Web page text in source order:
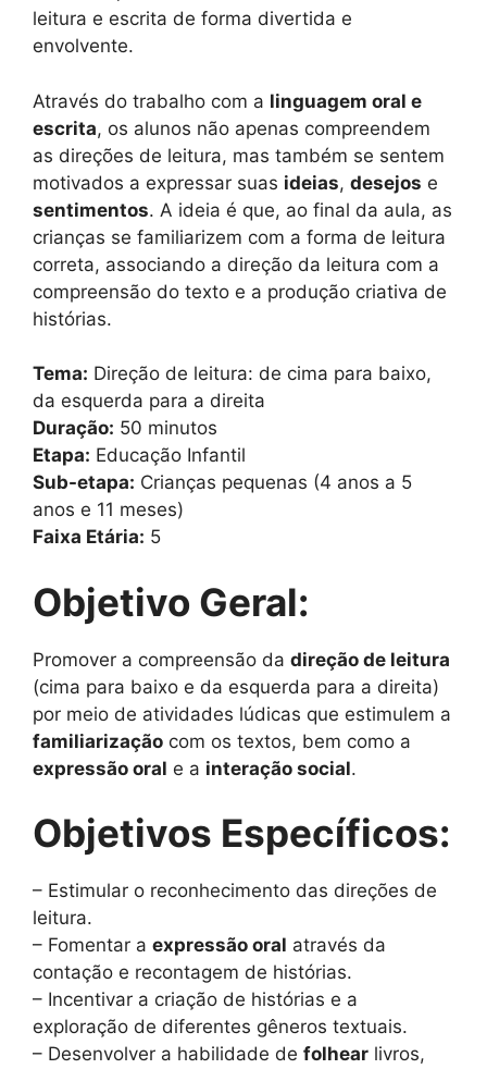
leitura e escrita de forma divertida e
envolvente.
Através do trabalho com a linguagem oral e
escrita, os alunos não apenas compreendem
as direções de leitura, mas também se sentem
motivados a expressar suas ideias, desejos e
sentimentos. A ideia é que, ao final da aula, as
crianças se familiarizem com a forma de leitura
correta, associando a direção da leitura com a
compreensão do texto e a produção criativa de
histórias.
Tema: Direção de leitura: de cima para baixo,
da esquerda para a direita
Duração: 50 minutos
Etapa: Educação Infantil
Sub-etapa: Crianças pequenas (4 anos a 5
anos e 11 meses)
Faixa Etária: 5
Objetivo Geral:
Promover a compreensão da direção de leitura
(cima para baixo e da esquerda para a direita)
por meio de atividades lúdicas que estimulem a
familiarização com os textos, bem como a
expressão oral e a interação social.
Objetivos Específicos:
– Estimular o reconhecimento das direções de
leitura.
– Fomentar a expressão oral através da
contação e recontagem de histórias.
– Incentivar a criação de histórias e a
exploração de diferentes gêneros textuais.
– Desenvolver a habilidade de folhear livros,